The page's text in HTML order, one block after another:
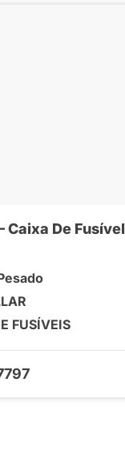
Caixa De Fusível
FUSÍVEIS